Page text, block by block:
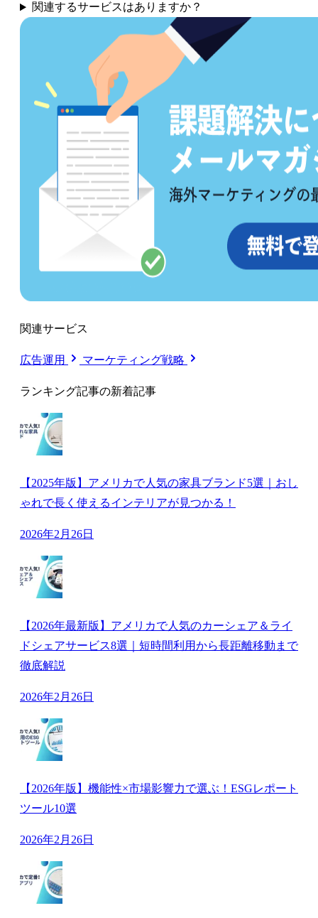
関連するサービスはありますか？
関連サービス
広告運用 マーケティング戦略
ランキング記事の新着記事
【2025年版】アメリカで人気の家具ブランド5選｜おし
ゃれで長く使えるインテリアが見つかる！
2026年2月26日
【2026年最新版】アメリカで人気のカーシェア＆ライ
ドシェアサービス8選｜短時間利用から長距離移動まで
徹底解説
2026年2月26日
【2026年版】機能性×市場影響力で選ぶ！ESGレポート
ツール10選
2026年2月26日